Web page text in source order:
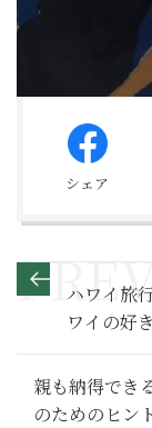
シェア
ハワイ旅
ワイの好
親も納得でき
のためのヒン